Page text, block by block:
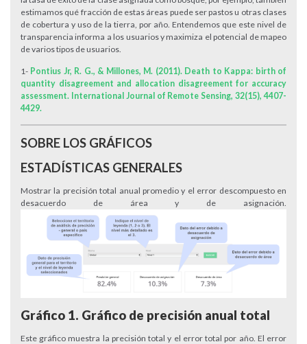
estimamos qué fracción de estas áreas puede ser pastos u otras clases
de cobertura y uso de la tierra, por año. Entendemos que este nivel de
transparencia informa a los usuarios y maximiza el potencial de mapeo
de varios tipos de usuarios.
1- Pontius Jr, R. G., & Millones, M. (2011). Death to Kappa: birth of
quantity disagreement and allocation disagreement for accuracy
assessment. International Journal of Remote Sensing, 32(15), 4407-
4429.
SOBRE LOS GRÁFICOS
ESTADÍSTICAS GENERALES
Mostrar la precisión total anual promedio y el error descompuesto en
desacuerdo de área y de asignación.
Gráfico 1. Gráfico de precisión anual total
Este gráfico muestra la precisión total y el error total por año. El error